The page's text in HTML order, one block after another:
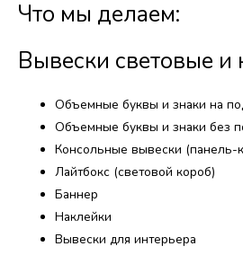
Что мы делаем:
Вывески световые и
Объемные буквы и знаки на
Объемные буквы и знаки без
Консольные вывески (панель-
Лайтбокс (световой короб)
Баннер
Наклейки
Вывески для интерьера